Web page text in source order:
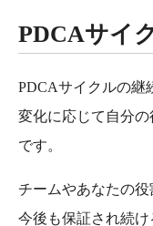
PDCAサイ
PDCAサイクルの継
変化に応じて自分
です。
チームやあなたの
今後も保証され続